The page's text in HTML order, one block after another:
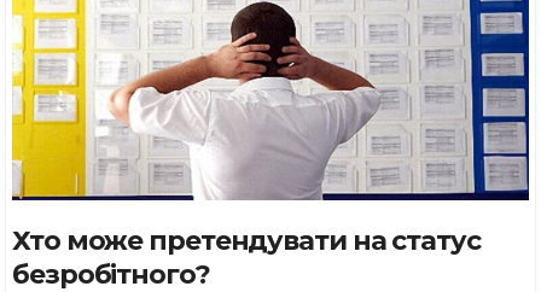
Хто може претендувати на статус
безробітного?